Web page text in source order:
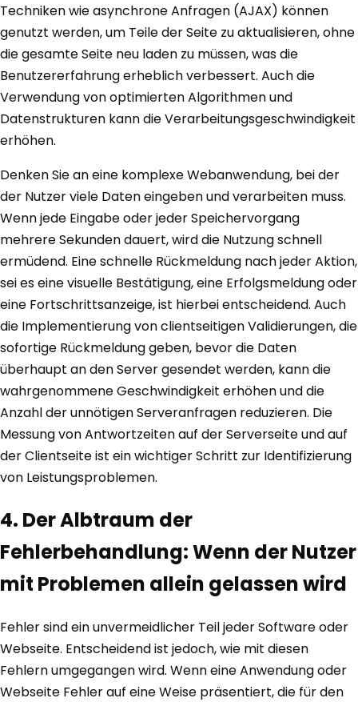
Techniken wie asynchrone Anfragen (AJAX) können
genutzt werden, um Teile der Seite zu aktualisieren, ohne
die gesamte Seite neu laden zu müssen, was die
Benutzererfahrung erheblich verbessert. Auch die
Verwendung von optimierten Algorithmen und
Datenstrukturen kann die Verarbeitungsgeschwindigkeit
erhöhen.
Denken Sie an eine komplexe Webanwendung, bei der
der Nutzer viele Daten eingeben und verarbeiten muss.
Wenn jede Eingabe oder jeder Speichervorgang
mehrere Sekunden dauert, wird die Nutzung schnell
ermüdend. Eine schnelle Rückmeldung nach jeder Aktion,
sei es eine visuelle Bestätigung, eine Erfolgsmeldung oder
eine Fortschrittsanzeige, ist hierbei entscheidend. Auch
die Implementierung von clientseitigen Validierungen, die
sofortige Rückmeldung geben, bevor die Daten
überhaupt an den Server gesendet werden, kann die
wahrgenommene Geschwindigkeit erhöhen und die
Anzahl der unnötigen Serveranfragen reduzieren. Die
Messung von Antwortzeiten auf der Serverseite und auf
der Clientseite ist ein wichtiger Schritt zur Identifizierung
von Leistungsproblemen.
4. Der Albtraum der
Fehlerbehandlung: Wenn der Nutzer
mit Problemen allein gelassen wird
Fehler sind ein unvermeidlicher Teil jeder Software oder
Webseite. Entscheidend ist jedoch, wie mit diesen
Fehlern umgegangen wird. Wenn eine Anwendung oder
Webseite Fehler auf eine Weise präsentiert, die für den